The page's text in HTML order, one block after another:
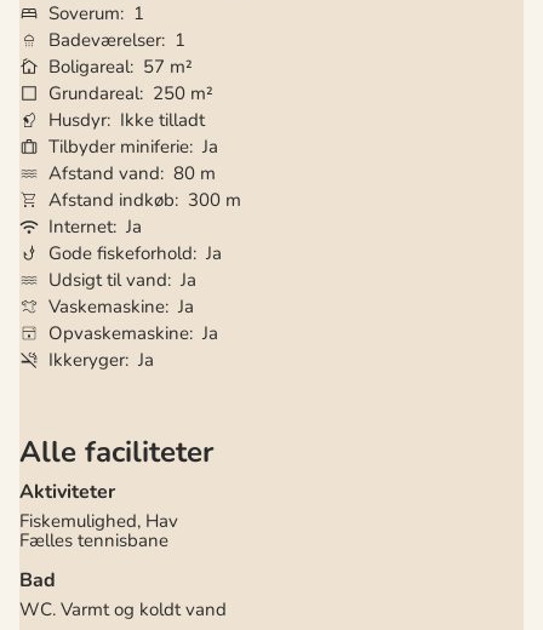
Soverum
1
Badeværelser 1
Boligareal 57 m²
Grundareal 250 m²
Husdyr Ikke tilladt
Tilbyder miniferie Ja
Afstand vand 80 m
Afstand indkøb
300 m
Internet Ja
Gode fiskeforhold Ja
Udsigt til vand Ja
Vaskemaskine Ja
Opvaskemaskine Ja
Ikkeryger Ja
Alle faciliteter
Aktiviteter
Fiskemulighed, Hav
Fælles tennisbane
Bad
WC. Varmt og koldt vand